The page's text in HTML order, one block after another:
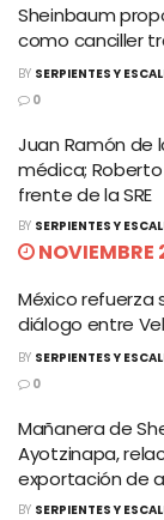
Sheinbaum
como canciller
BY SERPIENTES Y
0
Juan Ramón de
médica;
frente de la SRE
BY SERPIENTES Y
México refuerza
diálogo entre
BY SERPIENTES Y
0
Mañanera de
Ayotzinapa,
exportación de
BY SERPIENTES Y